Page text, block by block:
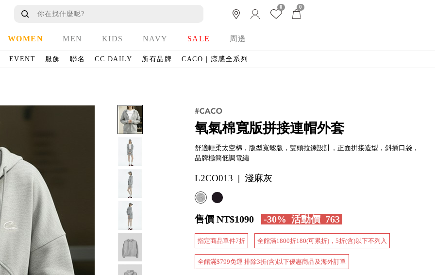
0 0
WOMEN MEN KIDS NAVY SALE 周邊
EVENT 服飾 聯名 CC.DAILY 所有品牌 CACO | 涼感全系列
氧氣棉寬版拼接連帽外套
舒適輕柔太空棉，版型寬鬆版，雙頭拉鍊設計，正面拼接造型，斜插口袋，
品牌極簡低調電繡
L2CO013 | 淺麻灰
售價 NT$1090 -30% 活動價 763
指定商品單件7折 全館滿1800折180(可累折)，5折(含)以下不列入
全館滿$799免運 排除3折(含)以下優惠商品及海外訂單